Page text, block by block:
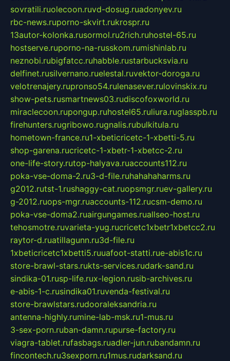
sovratili.ruolecoon.ruvd-dosug.ruadonyev.ru
rbc-news.ruporno-skvirt.rukrospr.ru
13autor-kolonka.rusormol.ru2rich.ruhostel-65.ru
hostserve.ruporno-na-russkom.rumishinlab.ru
neznobi.rubigfatcc.ruhabble.rustarbucksvia.ru
delfinet.rusilvernano.ruelestal.ruvektor-doroga.ru
velotrenajery.rupronso54.rulenasever.rulovinskix.ru
show-pets.rusmartnews03.rudiscofoxworld.ru
miraclecoon.rupongup.ruhostel65.ruliura.ruglasspb.ru
firehunters.rugribowo.rugnalis.rubulkitula.ru
hometown-france.ru1-xbeticricetc-1-xbetti-5.ru
shop-garena.rucricetc-1-xbetr-1-xbetcc-2.ru
one-life-story.rutop-halyava.ruaccounts112.ru
poka-vse-doma-2.ru3-d-file.ruhahahaharms.ru
g2012.rutst-1.rushaggy-cat.ruopsmgr.ruev-gallery.ru
g-2012.ruops-mgr.ruaccounts-112.rucsm-demo.ru
poka-vse-doma2.ruairgungames.ruallseo-host.ru
tehosmotre.ruvarieta-yug.rucricetc1xbetr1xbetcc2.ru
raytor-d.ruatillagunn.ru3d-file.ru
1xbeticricetc1xbetti5.ruuafoot-statti.rue-abis1c.ru
store-brawl-stars.rukts-services.rudark-sand.ru
sindika-01.rusp-life.rux-legion.rusib-archives.ru
e-abis-1-c.rusindika01.ruvenda-festival.ru
store-brawlstars.rudooraleksandria.ru
antenna-highly.rumine-lab-msk.ru1-mus.ru
3-sex-porn.ruban-damn.rupurse-factory.ru
viagra-tablet.rufasbags.ruadler-jun.rubandamn.ru
fincontech.ru3sexporn.ru1mus.rudarksand.ru